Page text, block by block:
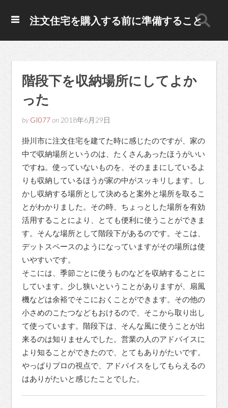
注文住宅を購入する前に準備すること
階段下を収納場所にしてよか
った
by GI077on 2018年6月29日
掛川市に注文住宅を建てた時に感じたのですが、家の
中で収納場所というのは、たくさんあったほうがいい
ですね。使っていないものを、そのままにしているよ
りも収納しているほうが家の中がスッキリします。し
かし収納する場所として決めると案外と場所を取るこ
とがわかりました。その時、ちょっとした場所を有効
活用することにより、とても便利に使うことができま
す。そんな場所として階段下があるのです。そこは、
デットスペースのようになっていますがその場所は使
いやすいです。
そこには、季節ごとに使うものなどを収納することに
しています。少し狭いということがありますが、扇風
機などは余裕でそこにおくことができます。その他の
小さめのこたつなどもおけるので、そこから取り出し
て使っています。階段下は、そんな風に使うことが出
来るのは知りませんでした。営業の人のアドバイスに
より知ることができたので、とてもありがたいです。
やっぱりプロの視点で、アドバイスをしてもらえるの
はありがたいと感じたことでした。